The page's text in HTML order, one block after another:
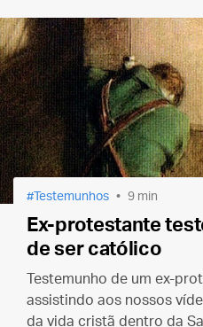
Testemunhos 9 min
Ex-protestante
de ser católico
Testemunho de um ex-
assistindo aos nossos
da vida cristã dentro da